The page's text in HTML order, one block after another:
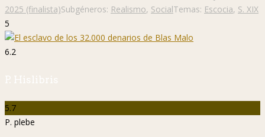
2025 (finalista)Subgéneros: Realismo, SocialTemas: Escocia, S. XIX
5
6.2
P. Hislibris
5.7
P. plebe